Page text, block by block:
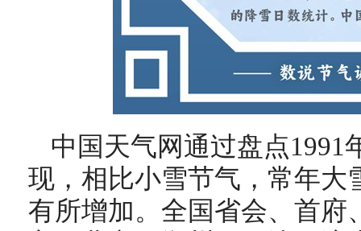
中国天气网通过盘点1991
现，相比小雪节气，常年大
有所增加。全国省会、首府